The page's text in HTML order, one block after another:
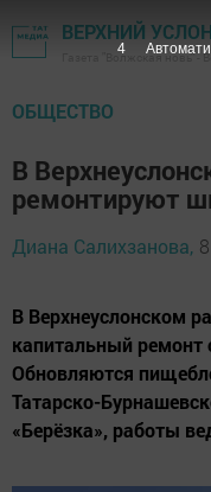
ВЕРХНИЙ
Газета "Волжская новь" -
ОБЩЕСТВО
В
ремонтируют
Диана Салихзанова,
В Верхнеуслонском
капитальный ремонт
Обновляются
Татарско-
«Берёзка», работы
2